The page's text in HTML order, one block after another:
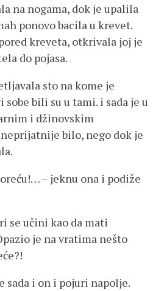
na nogama, dok je upalila
ponovo bacila u krevet.
kreveta, otkrivala joj je
do pojasa.
sto na kome je
bili su u tami. i sada je u
i džinovskim
bilo, nego dok je
– jeknu ona i podiže
se učini kao da mati
je na vratima nešto
sada i on i pojuri napolje.